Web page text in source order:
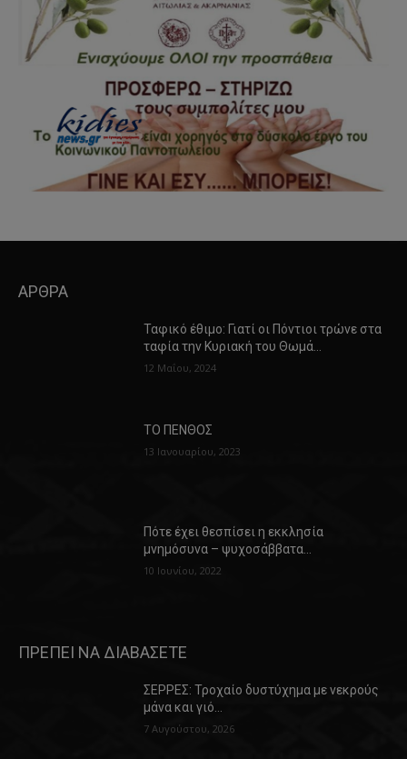
ΑΡΘΡΑ
Ταφικό έθιμο: Γιατί οι Πόντιοι τρώνε στα
ταφία την Κυριακή του Θωμά…
12 Μαΐου, 2024
ΤΟ ΠΕΝΘΟΣ
13 Ιανουαρίου, 2023
Πότε έχει θεσπίσει η εκκλησία
μνημόσυνα – ψυχοσάββατα…
10 Ιουνίου, 2022
ΠΡΕΠΕΙ ΝΑ ΔΙΑΒΑΣΕΤΕ
ΣΕΡΡΕΣ: Τροχαίο δυστύχημα με νεκρούς
μάνα και γιό…
7 Αυγούστου, 2026